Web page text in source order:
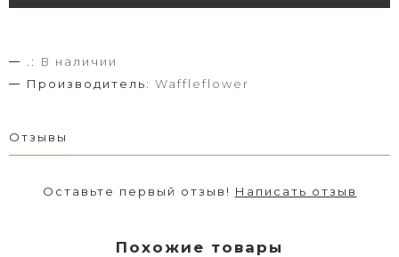
.:
В наличии
Производитель: Waffleflower
Отзывы
Оставьте первый отзыв! Написать отзыв
Похожие товары